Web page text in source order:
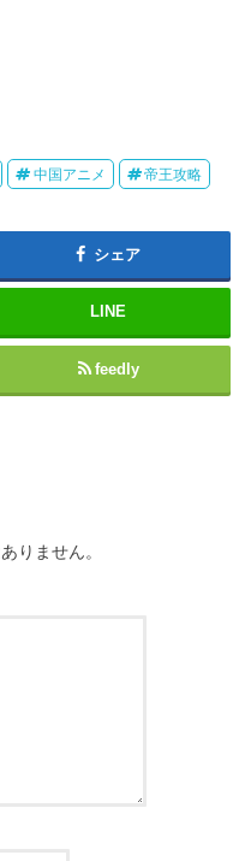
中国アニメ 帝王攻略
シェア
LINE
feedly
りません。